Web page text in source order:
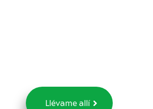
Llévame allí